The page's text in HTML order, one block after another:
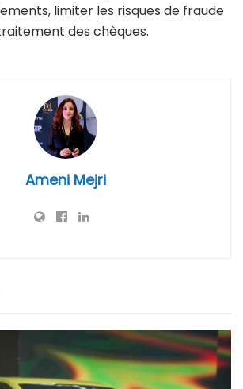
limiter les risques de fraude
des chèques.
Ameni Mejri